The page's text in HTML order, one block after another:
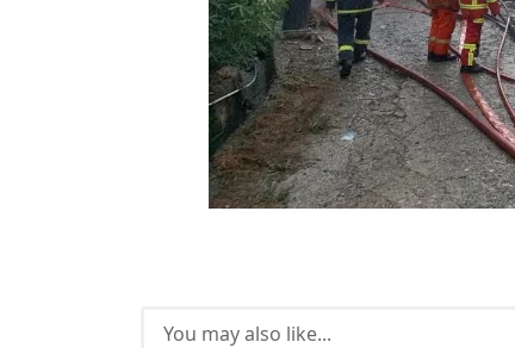
You may also like...